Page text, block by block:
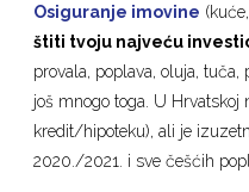
Osiguranje imovine
štiti tvoju najveću
provala, poplava, oluja, tuča,
još mnogo toga. U Hrvatskoj
kredit/hipoteku), ali je
2020./2021. i sve češćih